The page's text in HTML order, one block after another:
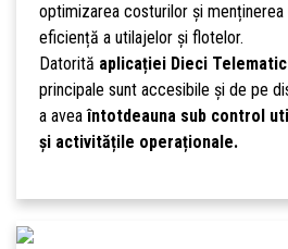
optimizarea costurilor și menținerea
eficiență a utilajelor și flotelor.
Datorită aplicației Dieci
principale sunt accesibile și de pe
a aveaîntotdeauna sub control
și activitățile operaționale.